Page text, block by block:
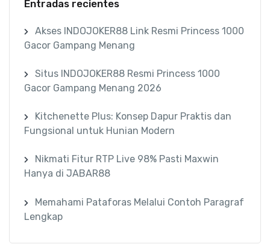
Entradas recientes
Akses INDOJOKER88 Link Resmi Princess 1000
Gacor Gampang Menang
Situs INDOJOKER88 Resmi Princess 1000
Gacor Gampang Menang 2026
Kitchenette Plus: Konsep Dapur Praktis dan
Fungsional untuk Hunian Modern
Nikmati Fitur RTP Live 98% Pasti Maxwin
Hanya di JABAR88
Memahami Pataforas Melalui Contoh Paragraf
Lengkap